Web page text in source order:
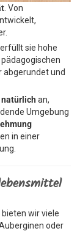
. Von
sie hohe
abgerundet und
an,
Umgebung
in einer
wir viele
oder